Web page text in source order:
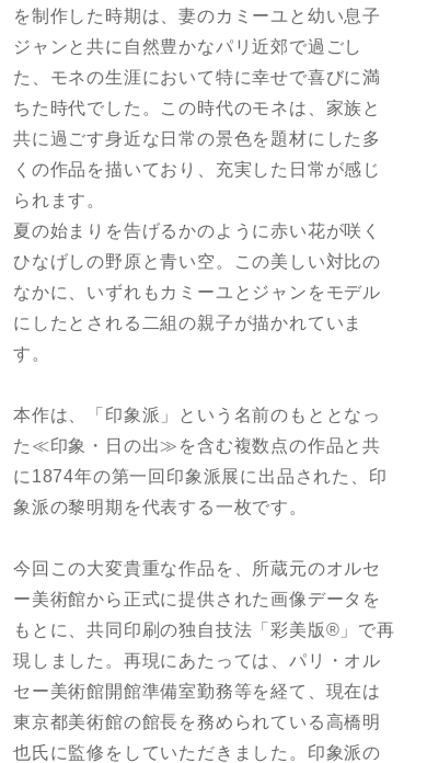
を制作した時期は、妻のカミーユと幼い息子
ジャンと共に自然豊かなパリ近郊で過ごし
た、モネの生涯において特に幸せで喜びに満
ちた時代でした。この時代のモネは、家族と
共に過ごす身近な日常の景色を題材にした多
くの作品を描いており、充実した日常が感じ
られます。
夏の始まりを告げるかのように赤い花が咲く
ひなげしの野原と青い空。この美しい対比の
なかに、いずれもカミーユとジャンをモデル
にしたとされる二組の親子が描かれていま
す。
本作は、「印象派」という名前のもととなっ
た≪印象・日の出≫を含む複数点の作品と共
に1874年の第一回印象派展に出品された、印
象派の黎明期を代表する一枚です。
今回この大変貴重な作品を、所蔵元のオルセ
ー美術館から正式に提供された画像データを
もとに、共同印刷の独自技法「彩美版®」で再
現しました。再現にあたっては、パリ・オル
セー美術館開館準備室勤務等を経て、現在は
東京都美術館の館長を務められている高橋明
也氏に監修をしていただきました。印象派の